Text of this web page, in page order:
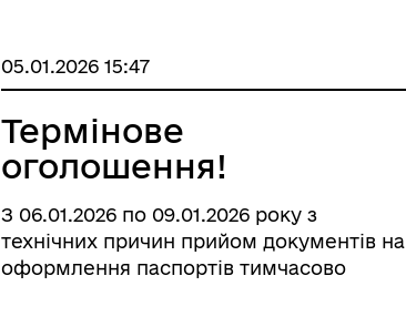
05.01.2026 15:47
Термінове
оголошення!
З 06.01.2026 по 09.01.2026 року з
технічних причин прийом документів на
оформлення паспортів тимчасово